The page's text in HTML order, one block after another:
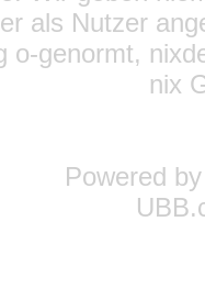
als Nutzer
o-genormt,
nix
Powered